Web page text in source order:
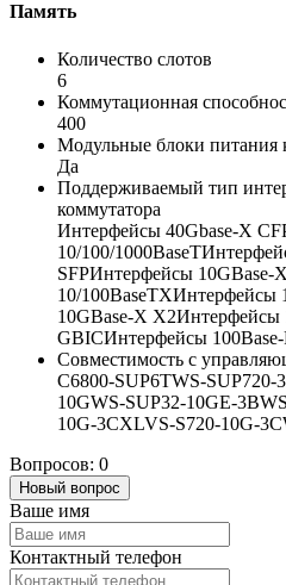
Память
Количество слотов
6
Коммутационная
400
Модульные блоки питания
Да
Поддерживаемый тип
коммутатора
Интерфейсы 40Gbase-X
10/100/
SFPИнтерфейсы 10GBase-
10/100BaseTXИнтерфейсы
10GBase-X X2Интерфейсы
GBICИнтерфейсы
Совместимость с
C6800-SUP6TWS-
10GWS-SUP32-10GE-
10G-3CXLVS-S720-10G-
Вопросов: 0
Новый вопрос
Ваше имя
Контактный телефон